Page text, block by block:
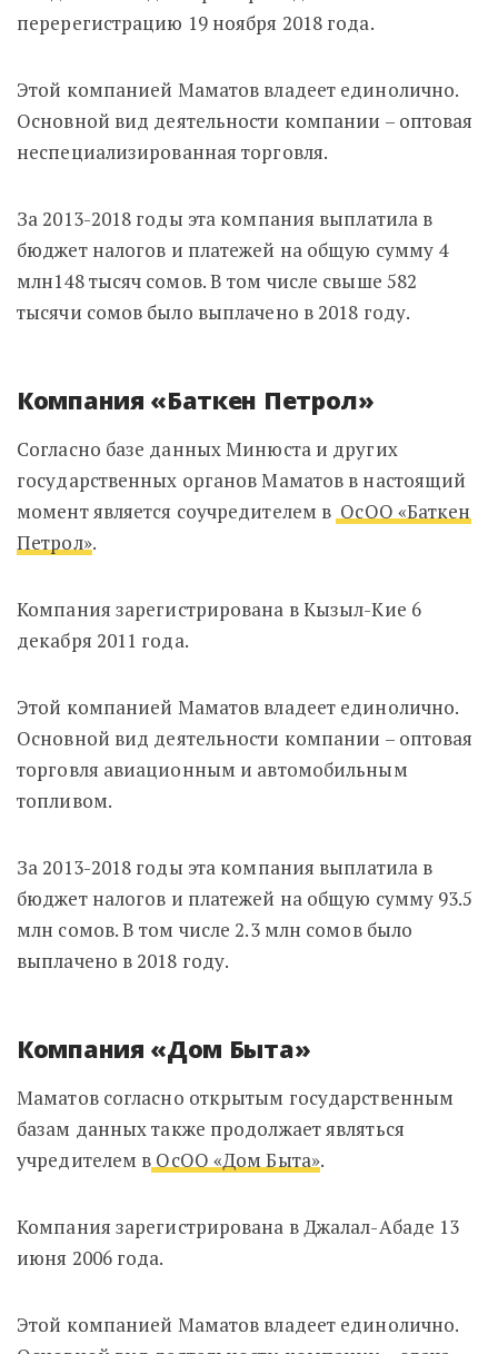
перерегистрацию 19 ноября 2018 года.
Этой компанией Маматов владеет единолично.
Основной вид деятельности компании – оптовая
неспециализированная торговля.
За 2013-2018 годы эта компания выплатила в
бюджет налогов и платежей на общую сумму 4
млн148 тысяч сомов. В том числе свыше 582
тысячи сомов было выплачено в 2018 году.
Компания «Баткен Петрол»
Согласно базе данных Минюста и других
государственных органов Маматов в настоящий
момент является соучредителем в ОсОО «Баткен
Петрол».
Компания зарегистрирована в Кызыл-Кие 6
декабря 2011 года.
Этой компанией Маматов владеет единолично.
Основной вид деятельности компании – оптовая
торговля авиационным и автомобильным
топливом.
За 2013-2018 годы эта компания выплатила в
бюджет налогов и платежей на общую сумму 93.5
млн сомов. В том числе 2.3 млн сомов было
выплачено в 2018 году.
Компания «Дом Быта»
Маматов согласно открытым государственным
базам данных также продолжает являться
учредителем в ОсОО «Дом Быта».
Компания зарегистрирована в Джалал-Абаде 13
июня 2006 года.
Этой компанией Маматов владеет единолично.